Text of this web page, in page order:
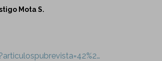
Mota S.